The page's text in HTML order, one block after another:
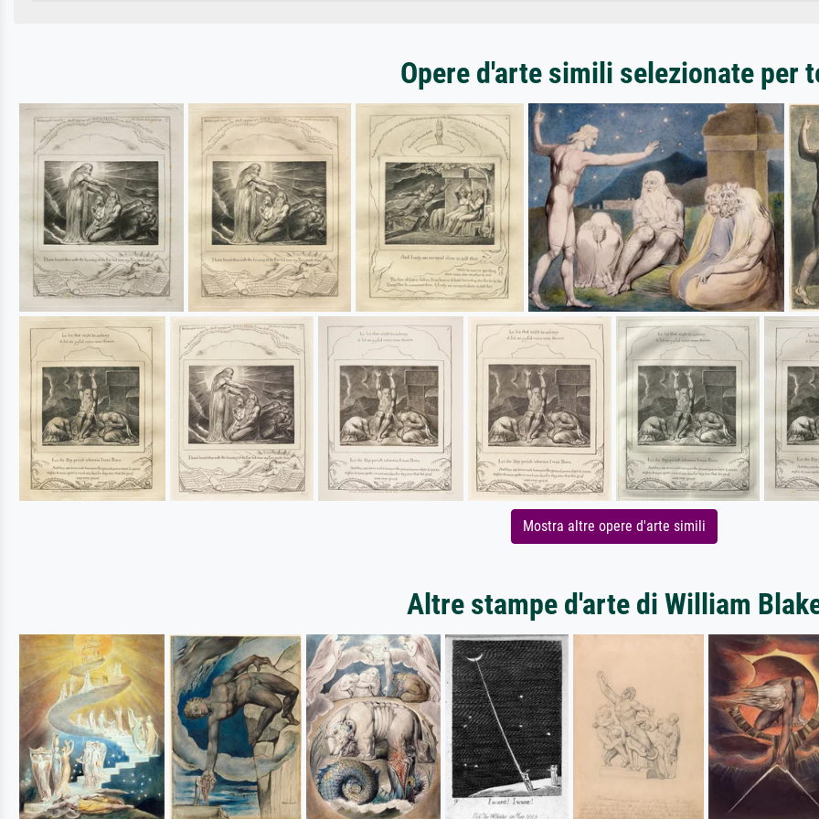
Opere d'arte simili selezionate per
Mostra altre opere d'arte simili
Altre stampe d'arte di William